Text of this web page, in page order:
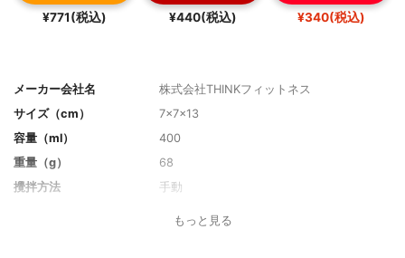
¥771(税込) ¥440(税込) ¥340(税込)
メーカー会社名
株式会社THINKフィットネス
サイズ（cm）
7×7×13
容量（ml）
400
重量（g）
68
攪拌方法
手動
もっと見る